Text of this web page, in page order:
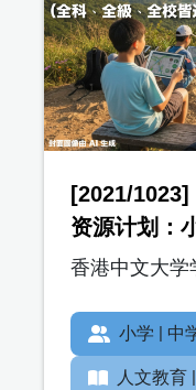
[2021/
资源计划：
学科)及中学
香港中文大学
小学 | 中
人文教育